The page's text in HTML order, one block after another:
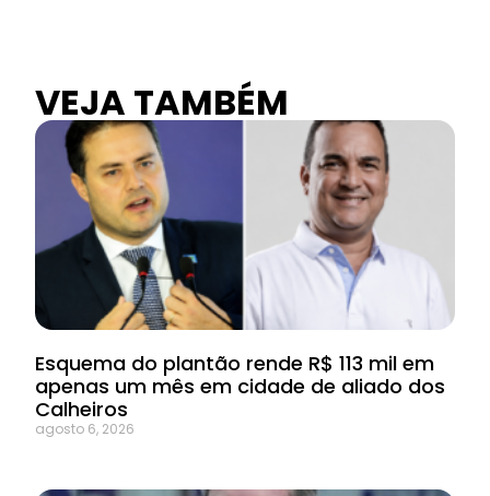
VEJA TAMBÉM
Esquema do plantão rende R$ 113 mil em
apenas um mês em cidade de aliado dos
Calheiros
agosto 6, 2026